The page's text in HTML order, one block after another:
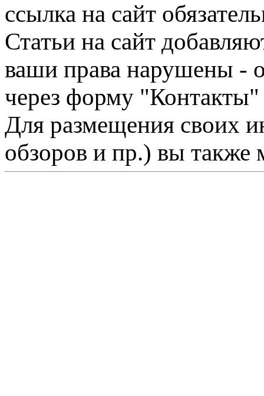
ссылка на сайт
Статьи на сайт
ваши права нарушены -
через форму "Контакты"
Для размещения своих
обзоров и пр.) вы также